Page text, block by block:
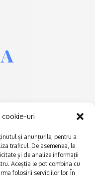
uri
și anunțurile, pentru a
traficul. De asemenea, le
și de analize informații
Aceștia le pot combina cu
folosirii serviciilor lor. În
și meșteșuguri